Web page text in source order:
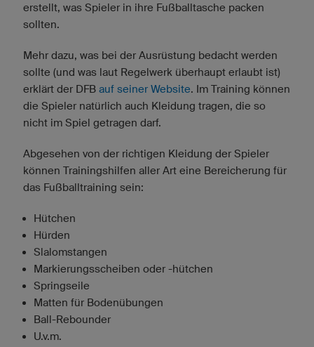
erstellt, was Spieler in ihre Fußballtasche packen
sollten.
Mehr dazu, was bei der Ausrüstung bedacht werden
sollte (und was laut Regelwerk überhaupt erlaubt ist)
erklärt der DFB auf seiner Website. Im Training können
die Spieler natürlich auch Kleidung tragen, die so
nicht im Spiel getragen darf.
Abgesehen von der richtigen Kleidung der Spieler
können Trainingshilfen aller Art eine Bereicherung für
das Fußballtraining sein:
Hütchen
Hürden
Slalomstangen
Markierungsscheiben oder -hütchen
Springseile
Matten für Bodenübungen
Ball-Rebounder
U.v.m.